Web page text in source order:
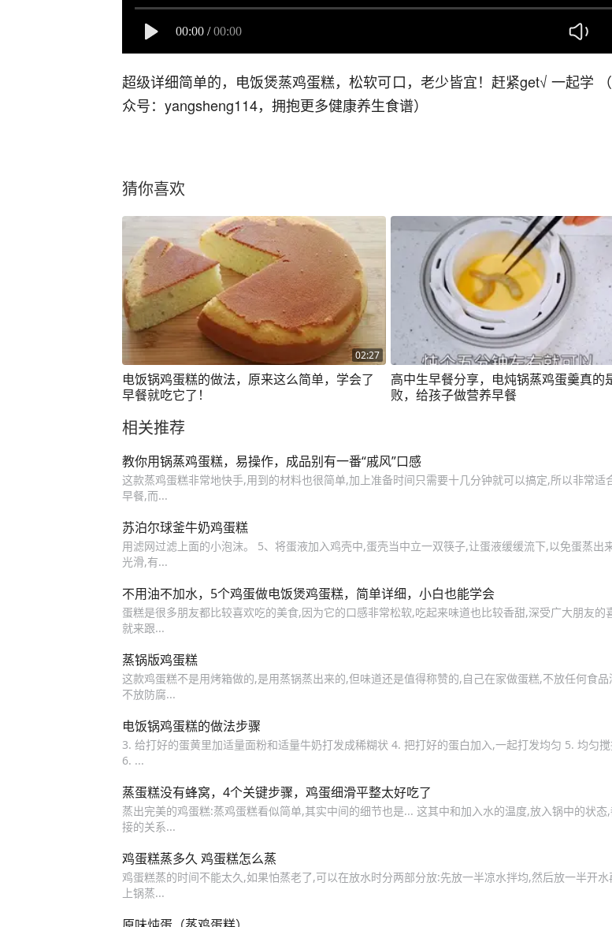
00:00 / 00:00
超级详细简单的，电饭煲蒸鸡蛋糕，松软可口，老少皆宜！赶紧get√ 一起学
众号：yangsheng114，拥抱更多健康养生食谱）
猜你喜欢
02:27
电饭锅鸡蛋糕的做法，原来这么简单，学会了
早餐就吃它了！
高中生早餐分享，电炖锅蒸鸡蛋羹真的
败，给孩子做营养早餐
相关推荐
教你用锅蒸鸡蛋糕，易操作，成品别有一番“戚风”口感
这款蒸鸡蛋糕非常地快手,用到的材料也很简单,加上准备时间只需要十几分钟就可以搞定,所以非常适
早餐,而...
苏泊尔球釜牛奶鸡蛋糕
用滤网过滤上面的小泡沫。 5、将蛋液加入鸡壳中,蛋壳当中立一双筷子,让蛋液缓缓流下,以免蛋蒸出
光滑,有...
不用油不加水，5个鸡蛋做电饭煲鸡蛋糕，简单详细，小白也能学会
蛋糕是很多朋友都比较喜欢吃的美食,因为它的口感非常松软,吃起来味道也比较香甜,深受广大朋友的
就来跟...
蒸锅版鸡蛋糕
这款鸡蛋糕不是用烤箱做的,是用蒸锅蒸出来的,但味道还是值得称赞的,自己在家做蛋糕,不放任何食品
不放防腐...
电饭锅鸡蛋糕的做法步骤
3. 给打好的蛋黄里加适量面粉和适量牛奶打发成稀糊状 4. 把打好的蛋白加入,一起打发均匀 5. 均匀
6. ...
蒸蛋糕没有蜂窝，4个关键步骤，鸡蛋细滑平整太好吃了
蒸出完美的鸡蛋糕:蒸鸡蛋糕看似简单,其实中间的细节也是... 这其中和加入水的温度,放入锅中的状态
接的关系...
鸡蛋糕蒸多久 鸡蛋糕怎么蒸
鸡蛋糕蒸的时间不能太久,如果怕蒸老了,可以在放水时分两部分放:先放一半凉水拌均,然后放一半开
上锅蒸...